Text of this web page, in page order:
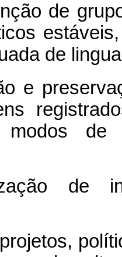
de
de
e
modos
de